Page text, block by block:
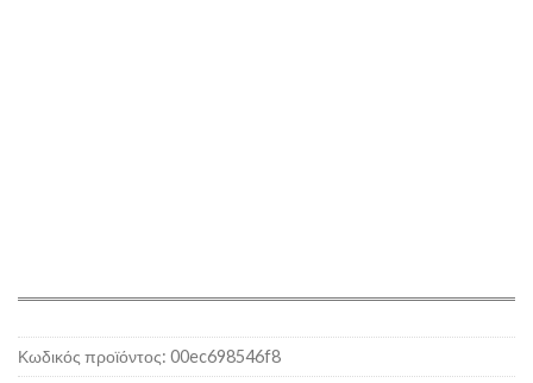
Κωδικός προϊόντος: 00ec698546f8